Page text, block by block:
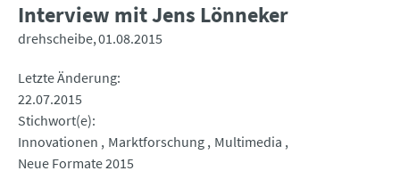
Interview mit Jens Lönneker
drehscheibe 01.08.2015
Letzte Änderung
22.07.2015
Stichwort(e)
Innovationen
Marktforschung Multimedia
Neue Formate 2015